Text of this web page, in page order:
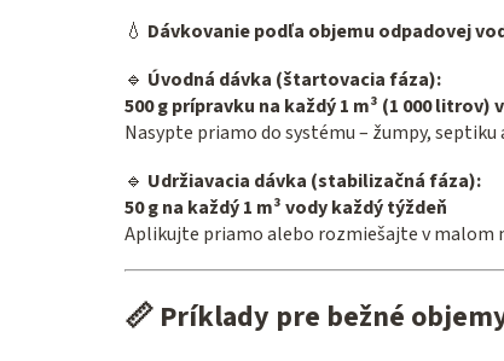
💧 Dávkovanie podľa objemu odpadovej
🔹 Úvodná dávka (štartovacia fáza):
500 g prípravku na každý 1 m³ (1 000 litrov)
Nasypte priamo do systému – žumpy, septiku
🔹 Udržiavacia dávka (stabilizačná fáza):
50 g na každý 1 m³ vody každý týždeň
Aplikujte priamo alebo rozmiešajte v malom
📏 Príklady pre bežné